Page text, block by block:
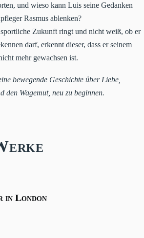
und wieso kann Luis seine Gedanken
Rasmus ablenken?
Zukunft ringt und nicht weiß, ob er
darf, erkennt dieser, dass er seinem
mehr gewachsen ist.
bewegende Geschichte über Liebe,
den Wagemut, neu zu beginnen.
in London